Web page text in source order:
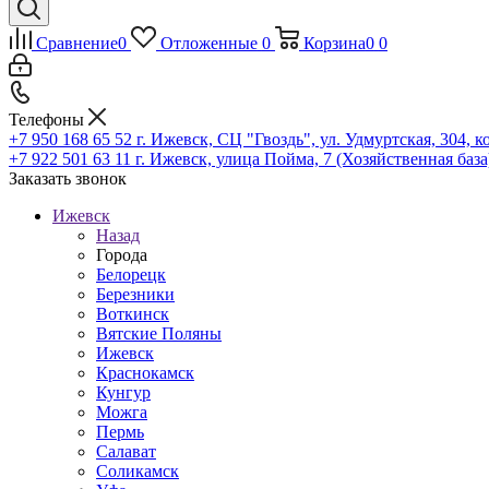
Сравнение0 Отложенные 0 Корзина0 0
Телефоны
+7 950 168 65 52 г. Ижевск, СЦ "Гвоздь", ул. Удмуртская, 304,
+7 922 501 63 11 г. Ижевск, улица Пойма, 7 (Хозяйственная
Заказать звонок
Ижевск
Назад
Города
Белорецк
Березники
Воткинск
Вятские Поляны
Ижевск
Краснокамск
Кунгур
Можга
Пермь
Салават
Соликамск